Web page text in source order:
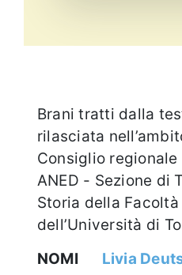
Brani tratti dalla
rilasciata
Consiglio regionale
ANED - Sezione di
Storia della
dell’Università di
NOMI
Livia